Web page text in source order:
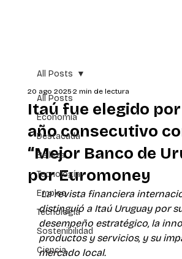
All Posts
Economía
Destacada
Belleza
Tecnología
Empleo
Tecnología
Sostenibilidad
Ciencia
All Posts
Itaú fue elegido
año consecutivo
“Mejor Banco de
por Euromoney
20 ago 20252 min de lectura
La revista financiera
distinguió a Itaú Uruguay por
desempeño estratégico, la
productos y servicios, y su
mercado local.